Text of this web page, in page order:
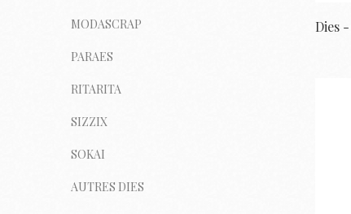
MODASCRAP
PARAES
RITARITA
SIZZIX
SOKAI
AUTRES DIES